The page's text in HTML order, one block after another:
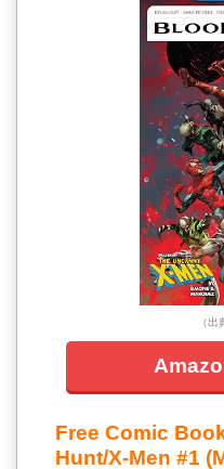
（出
Free Comic
Hunt/X-Men #1